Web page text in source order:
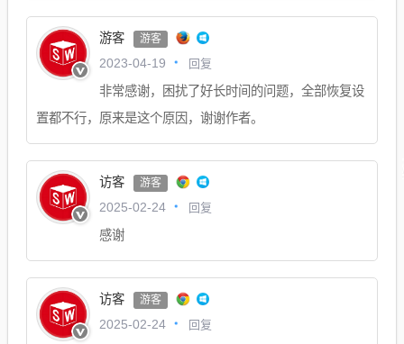
游客 游客
2023-04-19 回复
非常感谢，困扰了好长时间的问题，全部恢复设
置都不行，原来是这个原因，谢谢作者。
访客 游客
2025-02-24 回复
感谢
访客 游客
2025-02-24 回复